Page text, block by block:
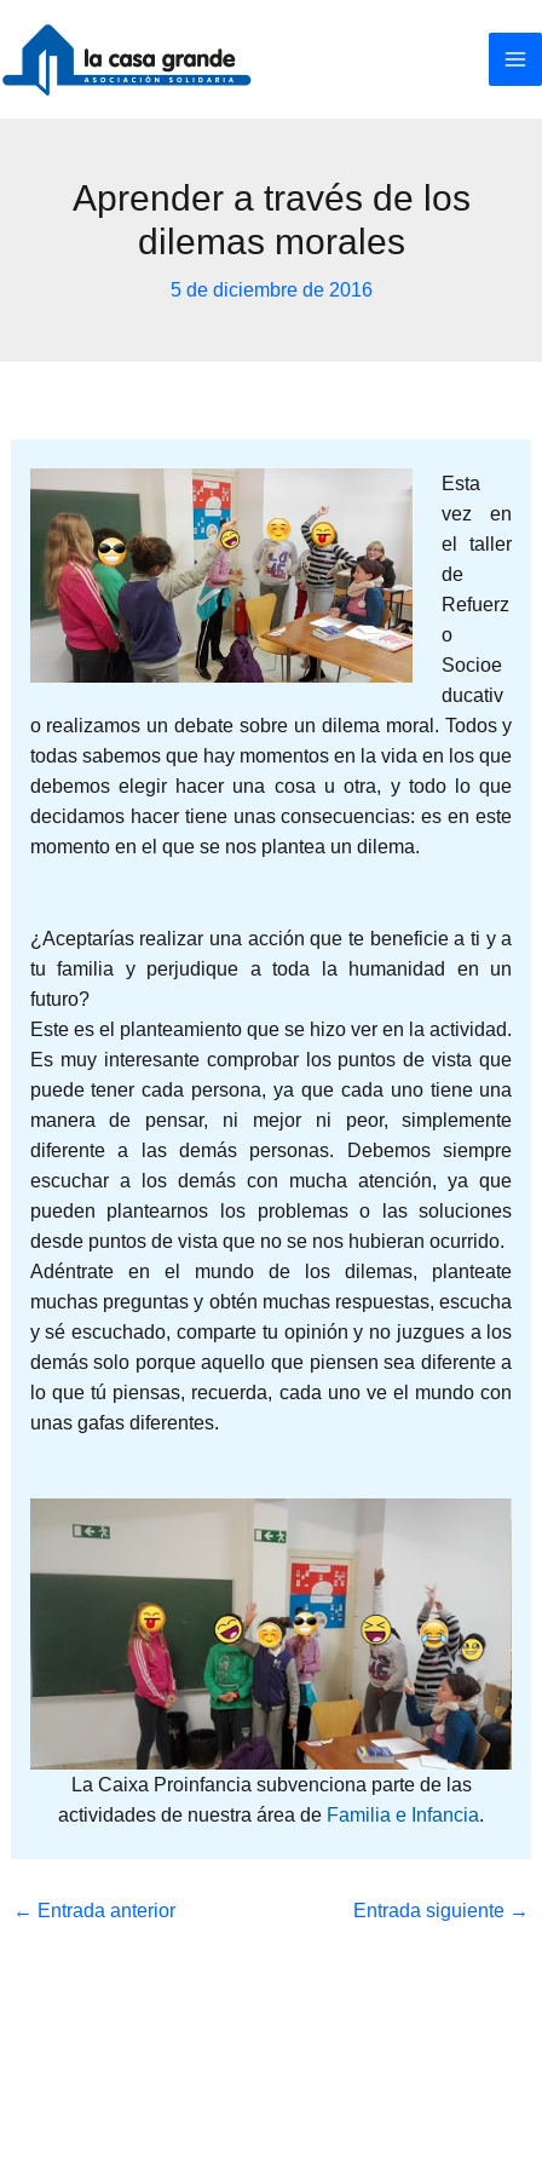
contenido
Aprender a través de los
dilemas morales
5 de diciembre de 2016
Esta
vez en
el taller
de
Refuerz
o
Socioe
ducativ
o realizamos un debate sobre un dilema moral. Todos y
todas sabemos que hay momentos en la vida en los que
debemos elegir hacer una cosa u otra, y todo lo que
decidamos hacer tiene unas consecuencias: es en este
momento en el que se nos plantea un dilema.
¿Aceptarías realizar una acción que te beneficie a ti y a
tu familia y perjudique a toda la humanidad en un
futuro?
Este es el planteamiento que se hizo ver en la actividad.
Es muy interesante comprobar los puntos de vista que
puede tener cada persona, ya que cada uno tiene una
manera de pensar, ni mejor ni peor, simplemente
diferente a las demás personas. Debemos siempre
escuchar a los demás con mucha atención, ya que
pueden plantearnos los problemas o las soluciones
desde puntos de vista que no se nos hubieran ocurrido.
Adéntrate en el mundo de los dilemas, planteate
muchas preguntas y obtén muchas respuestas, escucha
y sé escuchado, comparte tu opinión y no juzgues a los
demás solo porque aquello que piensen sea diferente a
lo que tú piensas, recuerda, cada uno ve el mundo con
unas gafas diferentes.
La Caixa Proinfancia subvenciona parte de las
actividades de nuestra área de Familia e Infancia.
← Entrada anterior Entrada siguiente →